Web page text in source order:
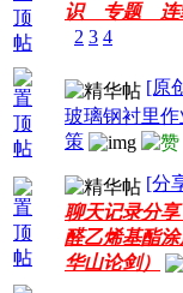
识 专题 连
2 3 4
[原
玻璃钢衬里
策
[分
聊天记录分
醛乙烯基酯
华山论剑）